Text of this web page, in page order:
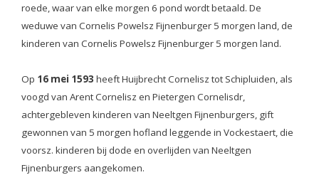
roede, waar van elke morgen 6 pond wordt betaald. De
weduwe van Cornelis Powelsz Fijnenburger 5 morgen land, de
kinderen van Cornelis Powelsz Fijnenburger 5 morgen land.
Op 16 mei 1593 heeft Huijbrecht Cornelisz tot Schipluiden, als
voogd van Arent Cornelisz en Pietergen Cornelisdr,
achtergebleven kinderen van Neeltgen Fijnenburgers, gift
gewonnen van 5 morgen hofland leggende in Vockestaert, die
voorsz. kinderen bij dode en overlijden van Neeltgen
Fijnenburgers aangekomen.